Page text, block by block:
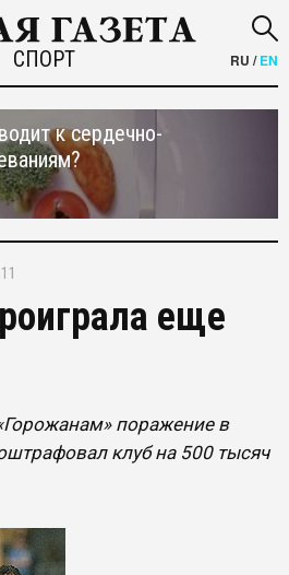
СПОРТ RU /EN
к сердечно-
еще
поражение в
клуб на 500 тысяч